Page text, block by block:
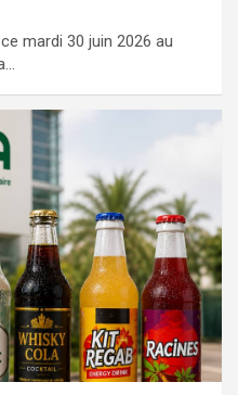
mardi 30 juin 2026 au